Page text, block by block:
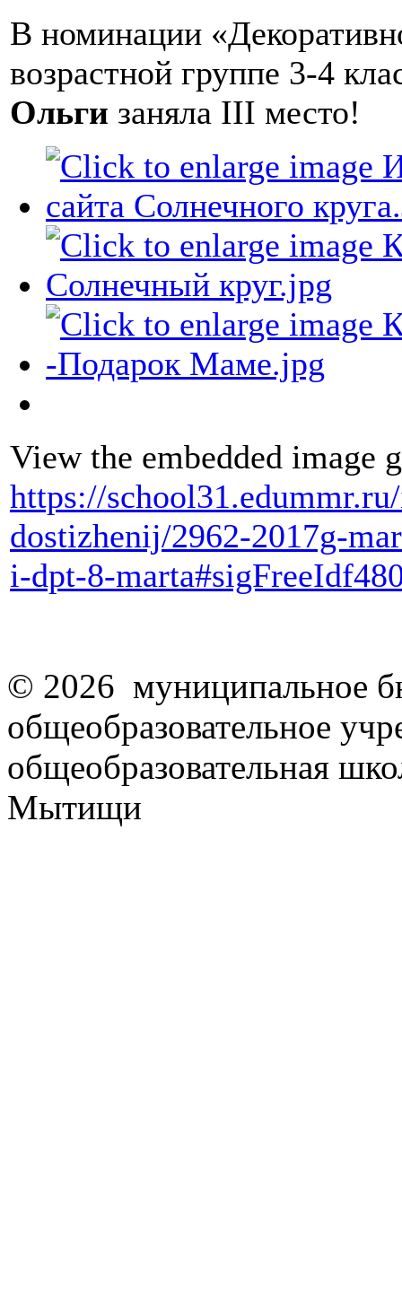
В номинации
возрастной группе 3-4
Ольги заняла III место!
View the embedded image
https://
dostizhenij/2962-2017g-
i-dpt-8-
© 2026 муниципальное
общеобразовательное
общеобразовательная
Мытищи